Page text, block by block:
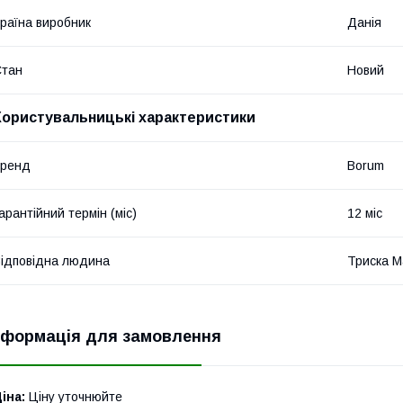
виробник Данія
Новий
характеристики
Borum
термін (міс) 12 міс
людина Триска
для замовлення
Ціну уточнюйте